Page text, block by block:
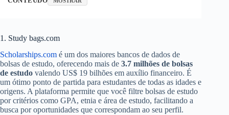
1. Study bags.com
Scholarships.com é um dos maiores bancos de dados de
bolsas de estudo, oferecendo mais de 3.7 milhões de bolsas
de estudo valendo US$ 19 bilhões em auxílio financeiro. É
um ótimo ponto de partida para estudantes de todas as idades e
origens. A plataforma permite que você filtre bolsas de estudo
por critérios como GPA, etnia e área de estudo, facilitando a
busca por oportunidades que correspondam ao seu perfil.